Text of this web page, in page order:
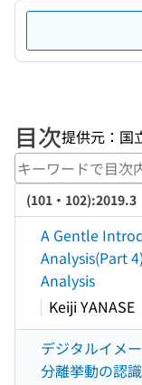
目次提供元：国
(101・102):2019.3
A Gentle
Analysis(Part
Analysis
Keiji YANASE
デジタルイメ
分離挙動の認識